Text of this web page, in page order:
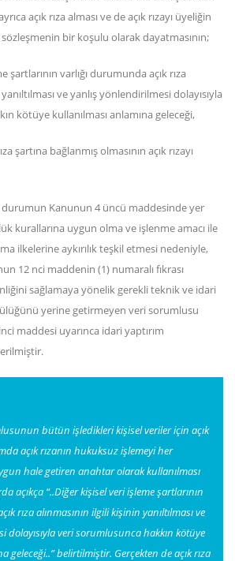
açık rıza alması ve de açık rızayı üyeliğin
bir koşulu olarak dayatmasının;
şartlarının varlığı durumunda açık rıza
ve yanlış yönlendirilmesi dolayısıyla
kötüye kullanılması anlamına geleceği,
şartına bağlanmış olmasının açık rızayı
durumun Kanunun 4 üncü maddesinde yer
kurallarına uygun olma ve işlenme amacı ile
ilkelerine aykırılık teşkil etmesi nedeniyle,
12 nci maddenin (1) numaralı fıkrası
sağlamaya yönelik gerekli teknik ve idari
yerine getirmeyen veri sorumlusu
maddesi uyarınca idari yaptırım
bütün işledikleri kişisel veriler için açık
açık rızanın hukuksuz işlemeyi her
hale getiren anahtar olarak kullanılması
açıkça “..Diğer kişisel veri işleme şartlarının
rıza alınmasının ilgili kişinin yanıltılması ve
dolayısıyla veri sorumlusunca hakkın kötüye
geleceği..”belirtilmiştir. Gerçekten de açık rıza